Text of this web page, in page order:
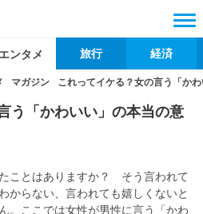
エンタメ 旅行 経済
マガジン これってイケる？女の言う「か
う「かわいい」の本当の意
ことはありますか？ そう言われて
からない、言われても嬉しくないと
。ここでは女性が男性に言う「かわ